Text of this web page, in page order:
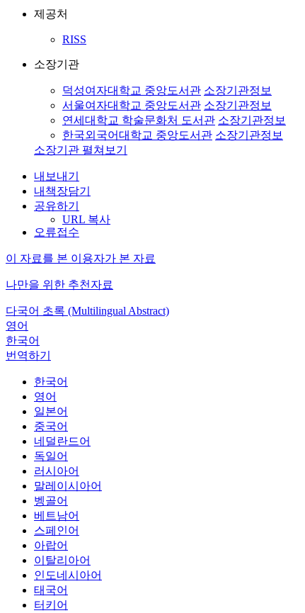
제공처
RISS
소장기관
덕성여자대학교 중앙도서관 소장기관정보
서울여자대학교 중앙도서관 소장기관정보
연세대학교 학술문화처 도서관 소장기관정보
한국외국어대학교 중앙도서관 소장기관정보
소장기관 펼쳐보기
내보내기
내책장담기
공유하기
URL 복사
오류접수
이 자료를 본 이용자가 본 자료
나만을 위한 추천자료
다국어 초록 (Multilingual Abstract)
영어
한국어
번역하기
한국어
영어
일본어
중국어
네덜란드어
독일어
러시아어
말레이시아어
벵골어
베트남어
스페인어
아랍어
이탈리아어
인도네시아어
태국어
터키어